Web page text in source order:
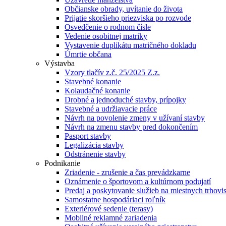
Občianske obrady, uvítanie do života
Prijatie skoršieho priezviska po rozvode
Osvedčenie o rodnom čísle
Vedenie osobitnej matriky
Vystavenie duplikátu matričného dokladu
Úmrtie občana
Výstavba
Vzory tlačív z.č. 25/2025 Z.z.
Stavebné konanie
Kolaudačné konanie
Drobné a jednoduché stavby, prípojky
Stavebné a udržiavacie práce
Návrh na povolenie zmeny v užívaní stavby
Návrh na zmenu stavby pred dokončením
Pasport stavby
Legalizácia stavby
Odstránenie stavby
Podnikanie
Zriadenie - zrušenie a čas prevádzkarne
Oznámenie o športovom a kultúrnom podujatí
Predaj a poskytovanie služieb na miestnych
Samostatne hospodáriaci roľník
Exteriérové sedenie (terasy)
Mobilné reklamné zariadenia